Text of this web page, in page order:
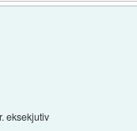
eksekjutiv